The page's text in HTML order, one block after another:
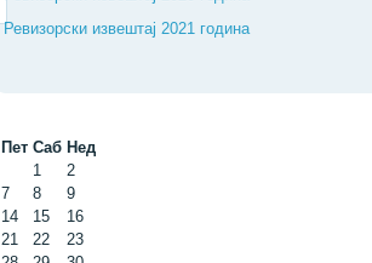
Пет Саб Нед
1
2
7 8
9
14 15
16
21 22
23
Ревизорски извештај 2021 година